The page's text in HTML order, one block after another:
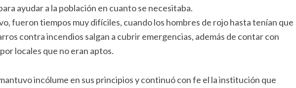
ayudar a la población en cuanto se necesitaba.
fueron tiempos muy difíciles, cuando los hombres de rojo hasta tenían que
contra incendios salgan a cubrir emergencias, además de contar con
locales que no eran aptos.
incólume en sus principios y continuó con fe el la institución que